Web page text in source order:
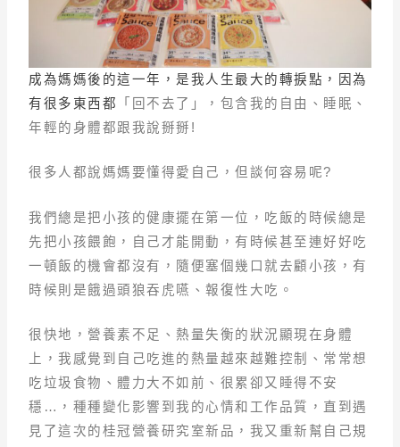
成為媽媽後的這一年，是我人生最大的轉捩點，因為
有很多東西都
「回不去了」，包含我的自由、睡眠、
年輕的身體都跟我說掰掰!
很多人都說媽媽要懂得愛自己，但談何容易呢?
我們總是把小孩的健康擺在第一位，吃飯的時候總是
先把小孩餵飽，自己才能開動，有時候甚至連好好吃
一頓飯的機會都沒有，隨便塞個幾口就去顧小孩，有
時候則是餓過頭狼吞虎嚥、報復性大吃。
很快地，營養素不足、熱量失衡的狀況顯現在身體
上，我感覺到自己吃進的熱量越來越難控制、常常想
吃垃圾食物、體力大不如前、很累卻又睡得不安
穩…，種種變化影響到我的心情和工作品質，直到遇
見了這次的桂冠營養研究室新品，我又重新幫自己規